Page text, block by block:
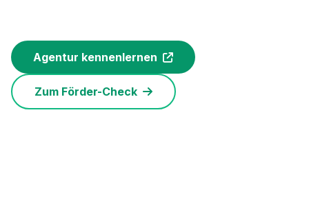
Agentur kennenlernen
Zum Förder-Check